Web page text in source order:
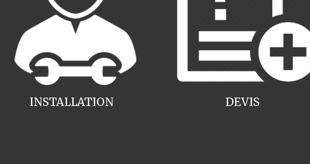
INSTALLATION DEVIS